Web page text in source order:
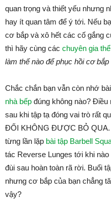
quan trọng và thiết yếu nhưng
hay ít quan tâm để ý tới. Nếu
cơ bắp và xô hết các cố gắng
thì hãy cùng các chuyên gia
làm thế nào để phục hồi cơ bắp
Chắc chắn bạn vẫn còn nhớ
nhà bếp đúng không nào?
sau khi tập tạ đóng vai trò rất
ĐỐI KHÔNG ĐƯỢC BỎ QUA.
từng lần lặp bài tập Barbell
tác Reverse Lunges tới khi
đùi sau hoàn toàn rã rời. Buổi
nhưng cơ bắp của bạn chẳng
vậy?